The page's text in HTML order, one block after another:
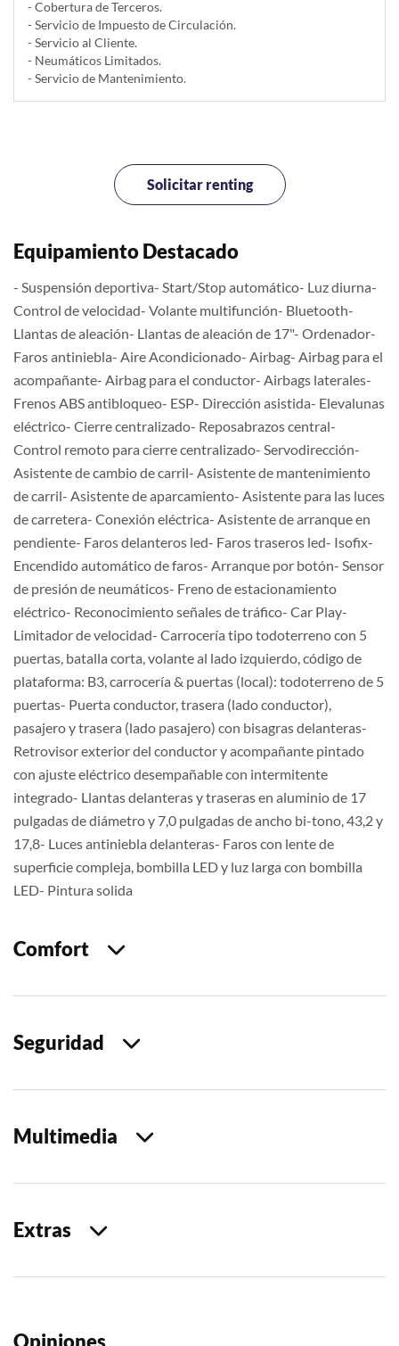
- Cobertura de Terceros.
- Servicio de Impuesto de Circulación.
- Servicio al Cliente.
- Neumáticos Limitados.
- Servicio de Mantenimiento.
Solicitar renting
Equipamiento Destacado
- Suspensión deportiva- Start/Stop automático- Luz diurna-
Control de velocidad- Volante multifunción- Bluetooth-
Llantas de aleación- Llantas de aleación de 17"- Ordenador-
Faros antiniebla- Aire Acondicionado- Airbag- Airbag para el
acompañante- Airbag para el conductor- Airbags laterales-
Frenos ABS antibloqueo- ESP- Dirección asistida- Elevalunas
eléctrico- Cierre centralizado- Reposabrazos central-
Control remoto para cierre centralizado- Servodirección-
Asistente de cambio de carril- Asistente de mantenimiento
de carril- Asistente de aparcamiento- Asistente para las luces
de carretera- Conexión eléctrica- Asistente de arranque en
pendiente- Faros delanteros led- Faros traseros led- Isofix-
Encendido automático de faros- Arranque por botón- Sensor
de presión de neumáticos- Freno de estacionamiento
eléctrico- Reconocimiento señales de tráfico- Car Play-
Limitador de velocidad- Carrocería tipo todoterreno con 5
puertas, batalla corta, volante al lado izquierdo, código de
plataforma: B3, carrocería & puertas (local): todoterreno de 5
puertas- Puerta conductor, trasera (lado conductor),
pasajero y trasera (lado pasajero) con bisagras delanteras-
Retrovisor exterior del conductor y acompañante pintado
con ajuste eléctrico desempañable con intermitente
integrado- Llantas delanteras y traseras en aluminio de 17
pulgadas de diámetro y 7,0 pulgadas de ancho bi-tono, 43,2 y
17,8- Luces antiniebla delanteras- Faros con lente de
superficie compleja, bombilla LED y luz larga con bombilla
LED- Pintura solida
Comfort
Seguridad
Multimedia
Extras